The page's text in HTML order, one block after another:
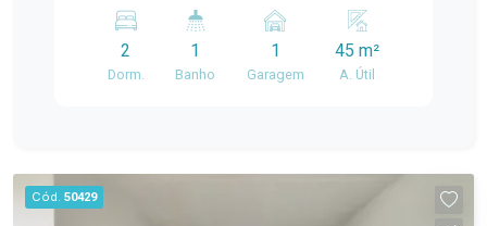
sendo ideal para quem busca um imóvel pronto
para morar. O imóvel conta com 2 dormitórios, 1
banheiro e 1 vaga de garagem, além de
dormitório principal, proporcionando mais
organização e elegância. O banheiro possui box
2
Dorm.
1
Banho
1
Garagem
45 m²
A. Útil
Cód. 50429